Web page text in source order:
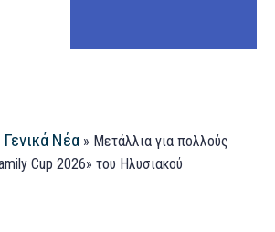
Γενικά Νέα » Μετάλλια για πολλούς
Cup 2026» του Ηλυσιακού